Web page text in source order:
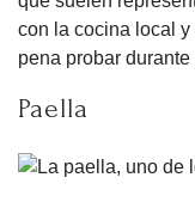
con la cocina local y
pena probar
Paella